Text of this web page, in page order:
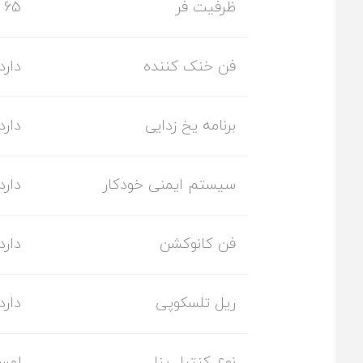
ظرفیت فر 65 لیتر
فن خنک کننده
برنامه یخ زدایی
سیستم ایمنی خودکار
فن کانوکشن
ریل تلسکوپی